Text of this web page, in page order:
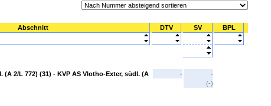
Abschnitt DTV SV BPL
(A 2/L 772) (31) - KVP AS Vlotho-Exter, südl. (A
-
-
(-)